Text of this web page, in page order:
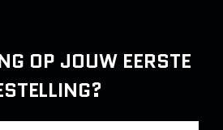
OP JOUW EERSTE